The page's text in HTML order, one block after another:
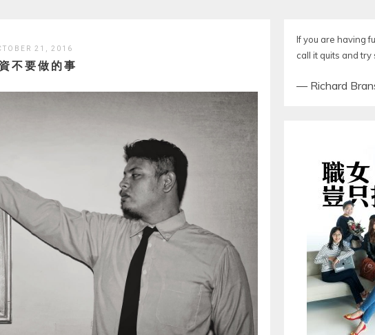
21, 2016
不要做的事
If you are having
call it quits and
— Richard